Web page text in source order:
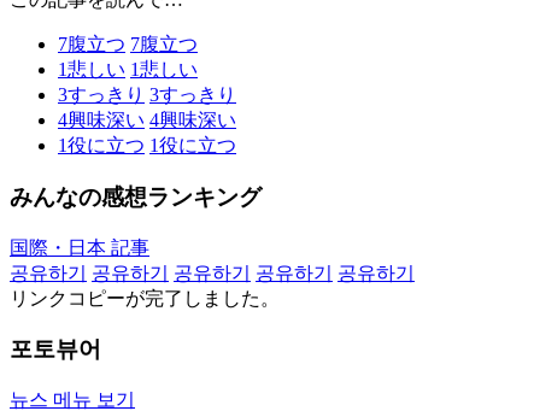
7腹立つ 7腹立つ
1悲しい 1悲しい
3すっきり 3すっきり
4興味深い 4興味深い
1役に立つ 1役に立つ
みんなの感想ランキング
国際・日本 記事
공유하기
공유하기 공유하기 공유하기
공유하기
リンクコピーが完了しました。
포토뷰어
뉴스 메뉴 보기